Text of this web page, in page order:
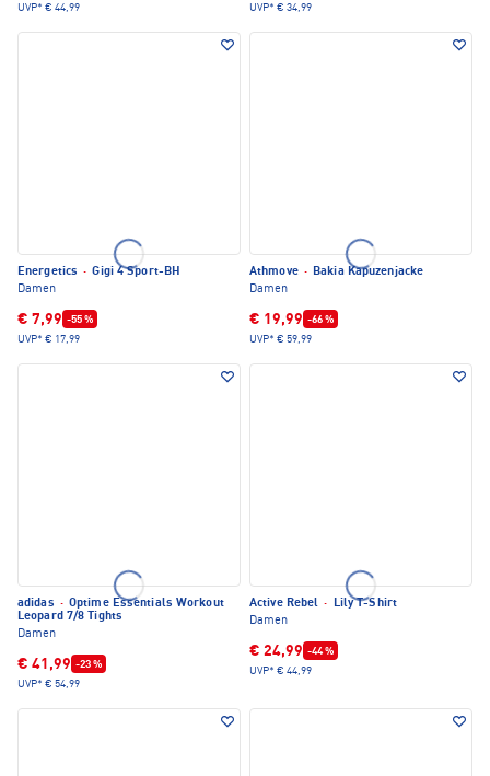
UVP* € 44,99
UVP* € 34,99
Energetics · Gigi 4 Sport-BH
Damen
€ 7,99 -55 %
UVP* € 17,99
Athmove · Bakia Kapuzenjacke
Damen
€ 19,99 -66 %
UVP* € 59,99
adidas · Optime Essentials Workout
Leopard 7/8 Tights
Damen
€ 41,99 -23 %
UVP* € 54,99
Active Rebel ·
Lily T-Shirt
Damen
€ 24,99 -44 %
UVP* € 44,99